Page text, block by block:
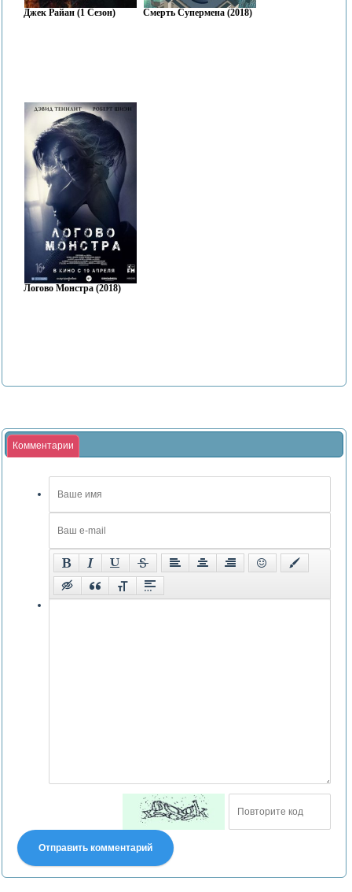
Джек Райан (1 Сезон) Смерть Супермена (2018)
Логово Монстра (2018)
Комментарии
Отправить комментарий